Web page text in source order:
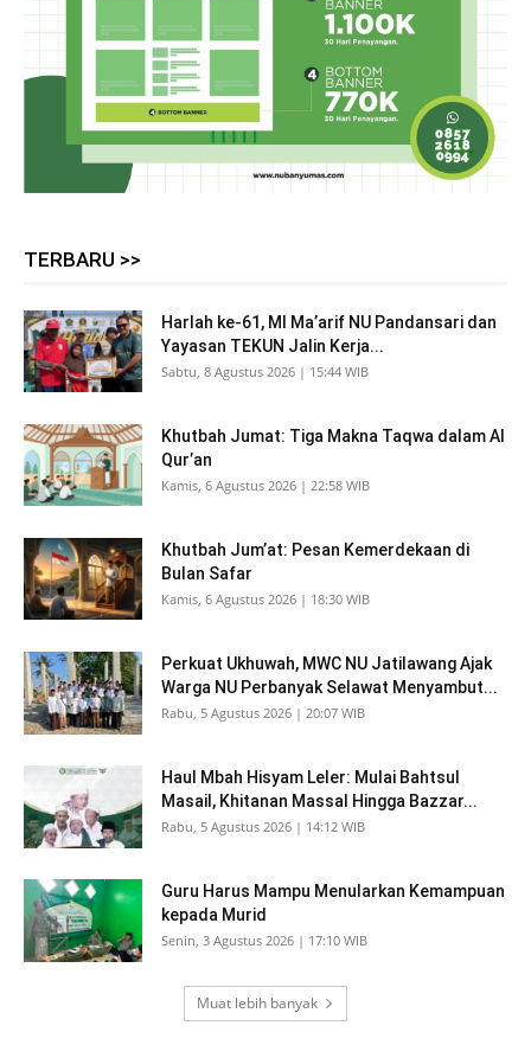
TERBARU >>
Harlah ke-61, MI Ma’arif NU Pandansari dan
Yayasan TEKUN Jalin Kerja...
Sabtu, 8 Agustus 2026 | 15:44 WIB
Khutbah Jumat: Tiga Makna Taqwa dalam Al
Qur’an
Kamis, 6 Agustus 2026 | 22:58 WIB
Khutbah Jum’at: Pesan Kemerdekaan di
Bulan Safar
Kamis, 6 Agustus 2026 | 18:30 WIB
Perkuat Ukhuwah, MWC NU Jatilawang Ajak
Warga NU Perbanyak Selawat Menyambut...
Rabu, 5 Agustus 2026 | 20:07 WIB
Haul Mbah Hisyam Leler: Mulai Bahtsul
Masail, Khitanan Massal Hingga Bazzar...
Rabu, 5 Agustus 2026 | 14:12 WIB
Guru Harus Mampu Menularkan Kemampuan
kepada Murid
Senin, 3 Agustus 2026 | 17:10 WIB
Muat lebih banyak